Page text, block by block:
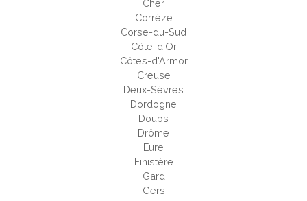
Cher
Corrèze
Corse-du-Sud
Côte-d'Or
Côtes-d'Armor
Creuse
Deux-Sèvres
Dordogne
Doubs
Drôme
Eure
Finistère
Gard
Gers